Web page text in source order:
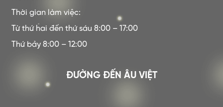
Thời gian làm việc:
Từ thứ hai đến thứ sáu 8:00 – 17:00
Thứ bảy 8:00 – 12:00
ĐƯỜNG ĐẾN ÂU VIỆT